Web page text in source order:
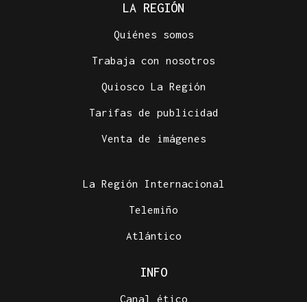
LA REGIÓN
Quiénes somos
Trabaja con nosotros
Quiosco La Región
Tarifas de publicidad
Venta de imágenes
La Región Internacional
Telemiño
Atlántico
INFO
Canal ético